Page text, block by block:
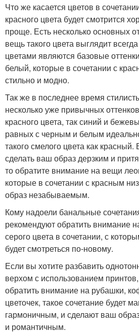
Что же касается цветов в
красного цвета будет смотрится
проще. Есть несколько основных
вещь такого цвета выглядит
цветами являются базовые
белый, которые в сочетании с
стильно и модно.
Так же в последнее время
несколько уже привычных
красного цвета, так синий и
равных с черным и белым
такого смелого цвета как
сделать ваш образ дерзким и
то обратите внимание на вещи
которые в сочетании с красным
образ незабываемым.
Кому надоели банальные
рекомендуют обратить внимание
серого цвета в сочетании, с
будет смотреться по-новому.
Если вы хотите разбавить
верхом с использованием
обратить внимание на рубашки,
цветочек, такое сочетание будет
гармоничным, и сделают ваш
и романтичным.